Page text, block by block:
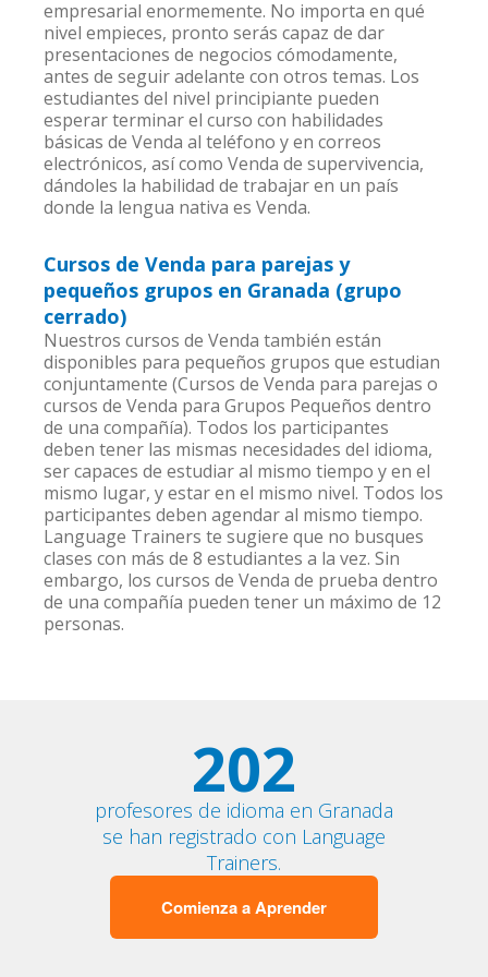
empresarial enormemente. No importa en qué
nivel empieces, pronto serás capaz de dar
presentaciones de negocios cómodamente,
antes de seguir adelante con otros temas. Los
estudiantes del nivel principiante pueden
esperar terminar el curso con habilidades
básicas de Venda al teléfono y en correos
electrónicos, así como Venda de supervivencia,
dándoles la habilidad de trabajar en un país
donde la lengua nativa es Venda.
Cursos de Venda para parejas y
pequeños grupos en Granada (grupo
cerrado)
Nuestros cursos de Venda también están
disponibles para pequeños grupos que estudian
conjuntamente (Cursos de Venda para parejas o
cursos de Venda para Grupos Pequeños dentro
de una compañía). Todos los participantes
deben tener las mismas necesidades del idioma,
ser capaces de estudiar al mismo tiempo y en el
mismo lugar, y estar en el mismo nivel. Todos los
participantes deben agendar al mismo tiempo.
Language Trainers te sugiere que no busques
clases con más de 8 estudiantes a la vez. Sin
embargo, los cursos de Venda de prueba dentro
de una compañía pueden tener un máximo de 12
personas.
202
profesores de idioma en Granada
se han registrado con Language
Trainers.
Comienza a Aprender